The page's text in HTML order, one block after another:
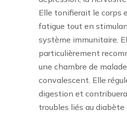
Elle tonifierait le corps
fatigue tout en
système immunitaire.
particulièrement
une chambre de
convalescent. Elle
digestion et
troubles liés au